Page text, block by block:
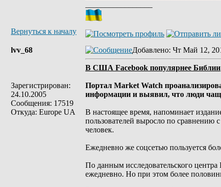
Вернуться к началу
lvv_68
Зарегистрирован:
24.10.2005
Сообщения: 17519
Откуда: Europe UA
Добавлено: Чт Май 12,
В США Facebook популярнее Библии
Портал Market Watch
информации и выявил, что люди
В настоящее время, напоминает
пользователей выросло по сравнению
человек.
Ежедневно же соцсетью пользуется
По данным исследовательского
ежедневно. Но при этом более